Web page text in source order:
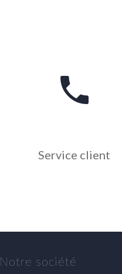
phone
Service client
Notre société